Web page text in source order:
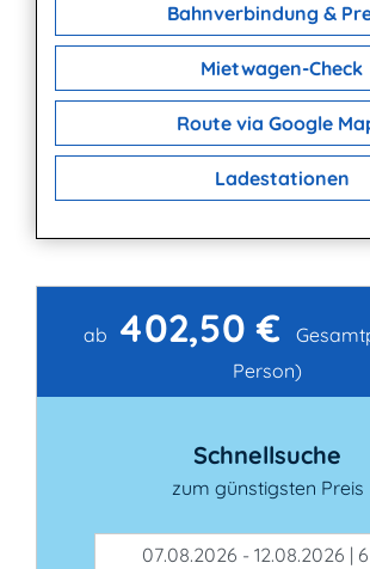
Bahnverbindung &
Mietwagen-Check
Route via Google
Ladestationen
Kontakt
ab 402,50 €
Person)
Schnellsuche
zum günstigsten Preis
07.08.2026 - 12.08.2026 |